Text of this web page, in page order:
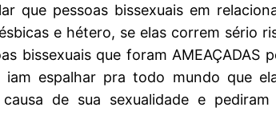
que pessoas bissexuais em
e hétero, se elas correm sério
bissexuais que foram
espalhar pra todo mundo que
de sua sexualidade e